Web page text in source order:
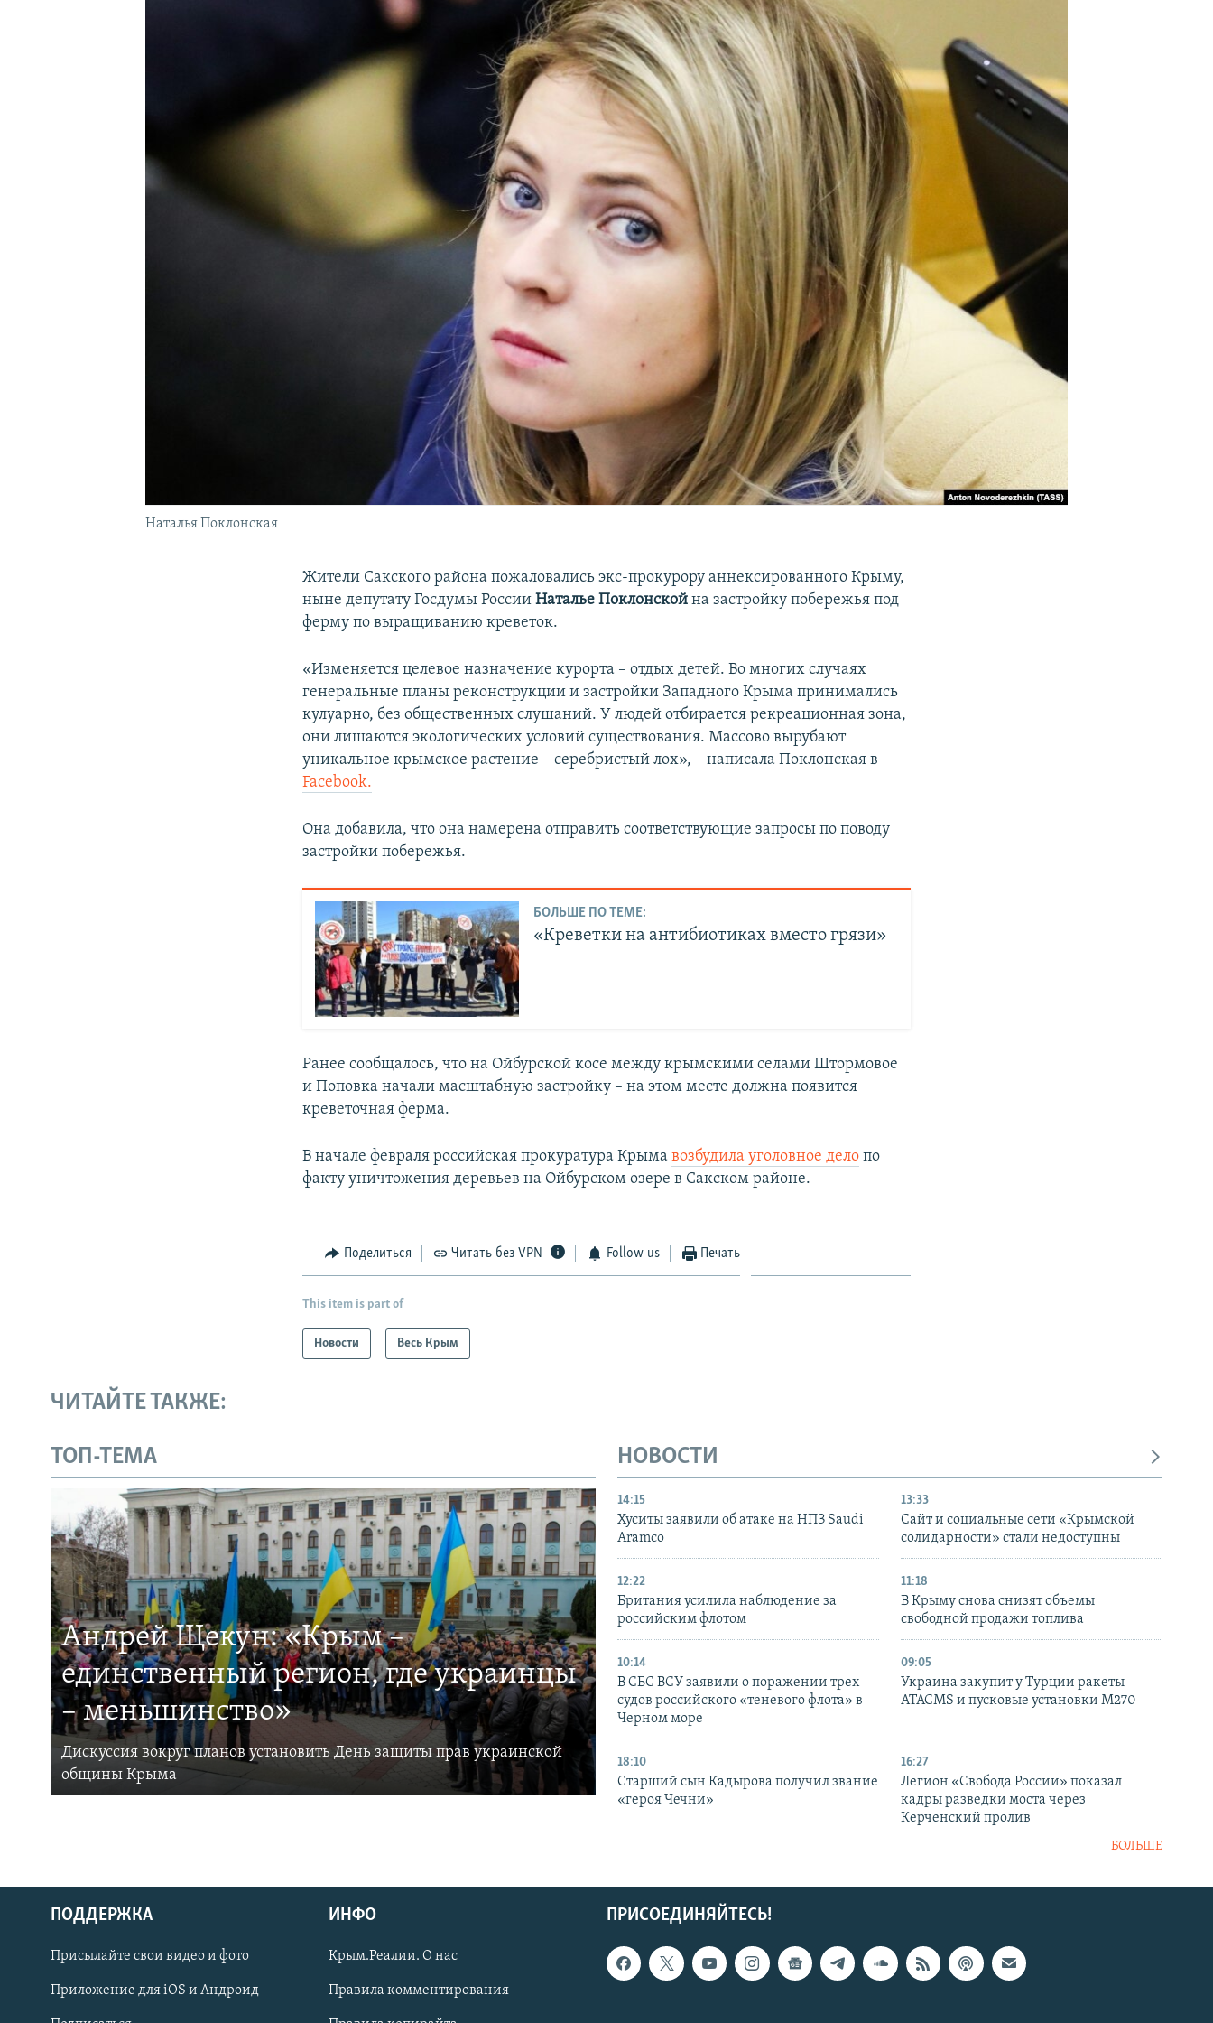
Українською
Qırımtatar
Наталья Поклонская
Жители Сакского района пожаловались экс-прокурору аннексированного Крыму,
ныне депутату Госдумы РоссииНаталье Поклонской на застройку побережья под
ферму по выращиванию креветок.
«Изменяется целевое назначение курорта – отдых детей. Во многих случаях
генеральные планы реконструкции и застройки Западного Крыма принимались
кулуарно, без общественных слушаний. У людей отбирается рекреационная зона,
они лишаются экологических условий существования. Массово вырубают
уникальное крымское растение – серебристый лох», – написала Поклонская в
Facebook.
Она добавила, что она намерена отправить соответствующие запросы по поводу
застройки побережья.
БОЛЬШЕ ПО ТЕМЕ:
«Креветки на антибиотиках вместо грязи»
Ранее сообщалось, что на Ойбурской косе между крымскими селами Штормовое
и Поповка начали масштабную застройку – на этом месте должна появится
креветочная ферма.
В начале февраля российская прокуратура Крымавозбудила уголовное дело по
факту уничтожения деревьев на Ойбурском озере в Сакском районе.
Поделиться Читать без VPN Follow us Печать
This item is part of
Новости Весь Крым
ЧИТАЙТЕ ТАКЖЕ:
ТОП-ТЕМА
Андрей Щекун: «Крым –
единственный регион, где украинцы
– меньшинство»
Дискуссия вокруг планов установить День защиты прав украинской
общины Крыма
НОВОСТИ
14:15
Хуситы заявили об атаке на НПЗ Saudi
Aramco
13:33
Сайт и социальные сети «Крымской
солидарности» стали недоступны
12:22
Британия усилила наблюдение за
российским флотом
11:18
В Крыму снова снизят объемы
свободной продажи топлива
10:14
В СБС ВСУ заявили о поражении трех
судов российского «теневого флота» в
Черном море
09:05
Украина закупит у Турции ракеты
ATACMS и пусковые установки M270
18:10
Старший сын Кадырова получил звание
«героя Чечни»
16:27
Легион «Свобода России» показал
кадры разведки моста через
Керченский пролив
БОЛЬШЕ
ПРИСОЕДИНЯЙТЕСЬ!
ПОДДЕРЖКА
Присылайте свои видео и фото
Приложение для iOS и Андроид
ИНФО
Крым.Реалии. О нас
Правила комментирования